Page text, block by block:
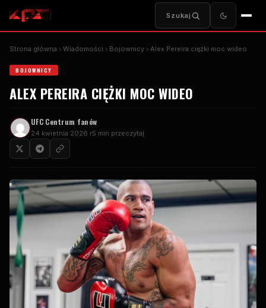
Szukaj
Strona główna Wiadomości Bojownicy Alex Pereira ciężki moc wideo
BOJOWNICY
ALEX PEREIRA CIĘŻKI MOC WIDEO
UFCCentrum fanów
24 kwietnia 2026 r5 min przeczytaj